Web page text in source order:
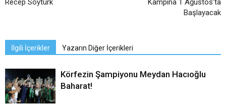
Recep Soytürk
Kampına 1 Ağustos’ta
Başlayacak
İlgili İçerikler Yazarın Diğer İçerikleri
Körfezin Şampiyonu Meydan Hacıoğlu
Baharat!